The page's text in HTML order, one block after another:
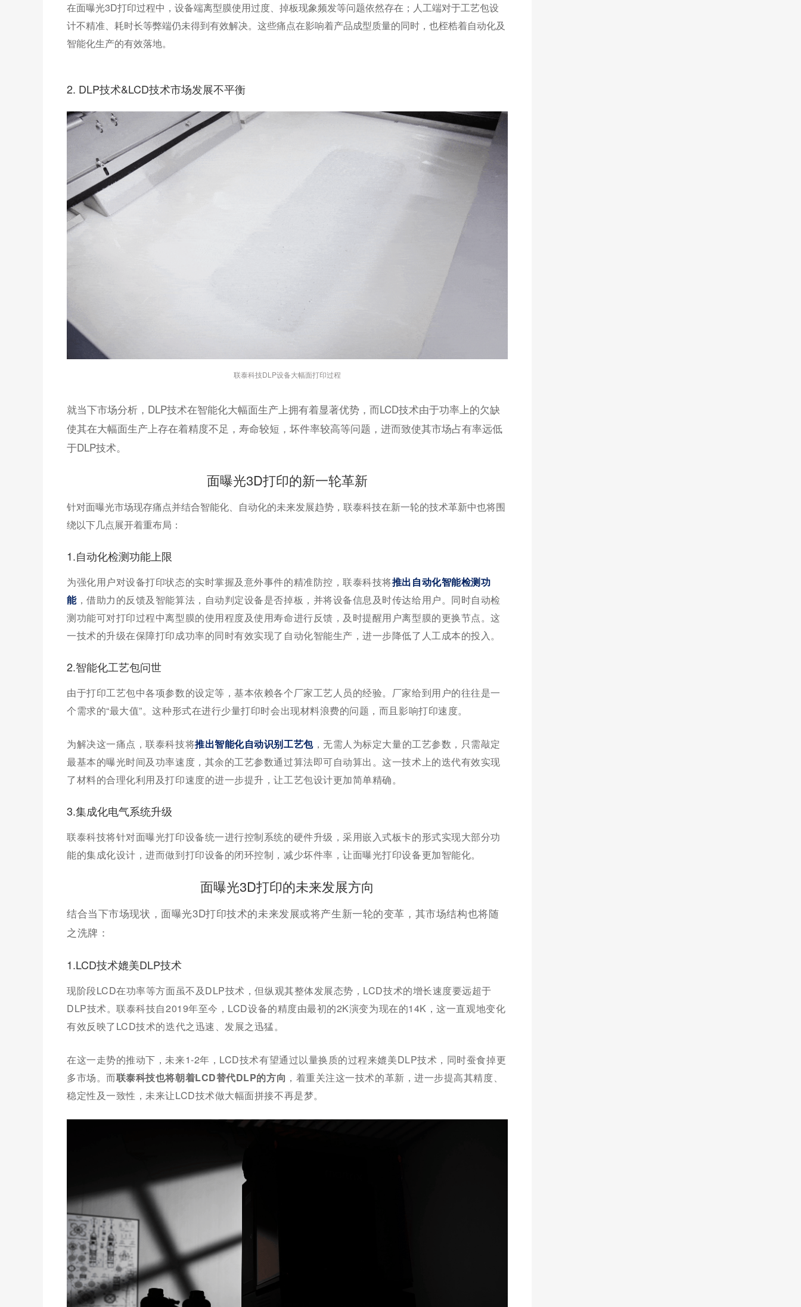
在面曝光3D打印过程中，设备端离型膜使用过度、掉板现象频发等问题依然存在；人工端对于工艺包设
计不精准、耗时长等弊端仍未得到有效解决。这些痛点在影响着产品成型质量的同时，也桎梏着自动化及
智能化生产的有效落地。
2. DLP技术&LCD技术市场发展不平衡
联泰科技DLP设备大幅面打印过程
就当下市场分析，DLP技术在智能化大幅面生产上拥有着显著优势，而LCD技术由于功率上的欠缺
使其在大幅面生产上存在着精度不足，寿命较短，坏件率较高等问题，进而致使其市场占有率远低
于DLP技术。
面曝光3D打印的新一轮革新
针对面曝光市场现存痛点并结合智能化、自动化的未来发展趋势，联泰科技在新一轮的技术革新中也将围
绕以下几点展开着重布局：
1.自动化检测功能上限
为强化用户对设备打印状态的实时掌握及意外事件的精准防控，联泰科技将推出自动化智能检测功
能，借助力的反馈及智能算法，自动判定设备是否掉板，并将设备信息及时传达给用户。同时自动检
测功能可对打印过程中离型膜的使用程度及使用寿命进行反馈，及时提醒用户离型膜的更换节点。这
一技术的升级在保障打印成功率的同时有效实现了自动化智能生产，进一步降低了人工成本的投入。
2.智能化工艺包问世
由于打印工艺包中各项参数的设定等，基本依赖各个厂家工艺人员的经验。厂家给到用户的往往是一
个需求的“最大值”。这种形式在进行少量打印时会出现材料浪费的问题，而且影响打印速度。
为解决这一痛点，联泰科技将推出智能化自动识别工艺包，无需人为标定大量的工艺参数，只需敲定
最基本的曝光时间及功率速度，其余的工艺参数通过算法即可自动算出。这一技术上的迭代有效实现
了材料的合理化利用及打印速度的进一步提升，让工艺包设计更加简单精确。
3.集成化电气系统升级
联泰科技将针对面曝光打印设备统一进行控制系统的硬件升级，采用嵌入式板卡的形式实现大部分功
能的集成化设计，进而做到打印设备的闭环控制，减少坏件率，让面曝光打印设备更加智能化。
面曝光3D打印的未来发展方向
结合当下市场现状，面曝光3D打印技术的未来发展或将产生新一轮的变革，其市场结构也将随
之洗牌：
1.LCD技术媲美DLP技术
现阶段LCD在功率等方面虽不及DLP技术，但纵观其整体发展态势，LCD技术的增长速度要远超于
DLP技术。联泰科技自2019年至今，LCD设备的精度由最初的2K演变为现在的14K，这一直观地变化
有效反映了LCD技术的迭代之迅速、发展之迅猛。
在这一走势的推动下，未来1-2年，LCD技术有望通过以量换质的过程来媲美DLP技术，同时蚕食掉更
多市场。而联泰科技也将朝着LCD替代DLP的方向 ，着重关注这一技术的革新，进一步提高其精度、
稳定性及一致性，未来让LCD技术做大幅面拼接不再是梦。